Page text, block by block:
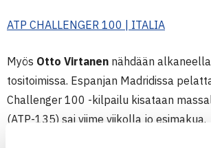
ATP CHALLENGER 100 | ITALIA
Myös Otto Virtanen nähdään
tositoimissa. Espanjan Madridissa
Challenger 100 -kilpailu kisataan
(ATP-135) sai viime viikolla jo esimakua.
Suomalaispelaajan avausvastustajaksi